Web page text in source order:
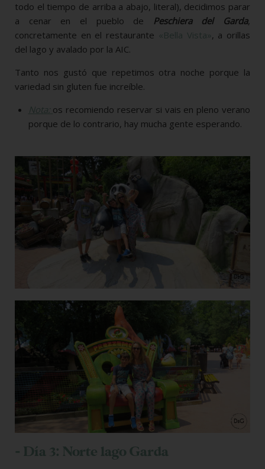
todo el tiempo de arriba a abajo, literal), decidimos parar
a cenar en el pueblo de
Peschiera del Garda,
concretamente en el restaurante
«Bella Vista» , a orillas
del lago y avalado por la AIC.
Tanto nos gustó que repetimos otra noche porque la
variedad sin gluten fue increíble.
Nota: os recomiendo reservar si vais en pleno verano
porque de lo contrario, hay mucha gente esperando.
- Día 3: Norte lago Garda